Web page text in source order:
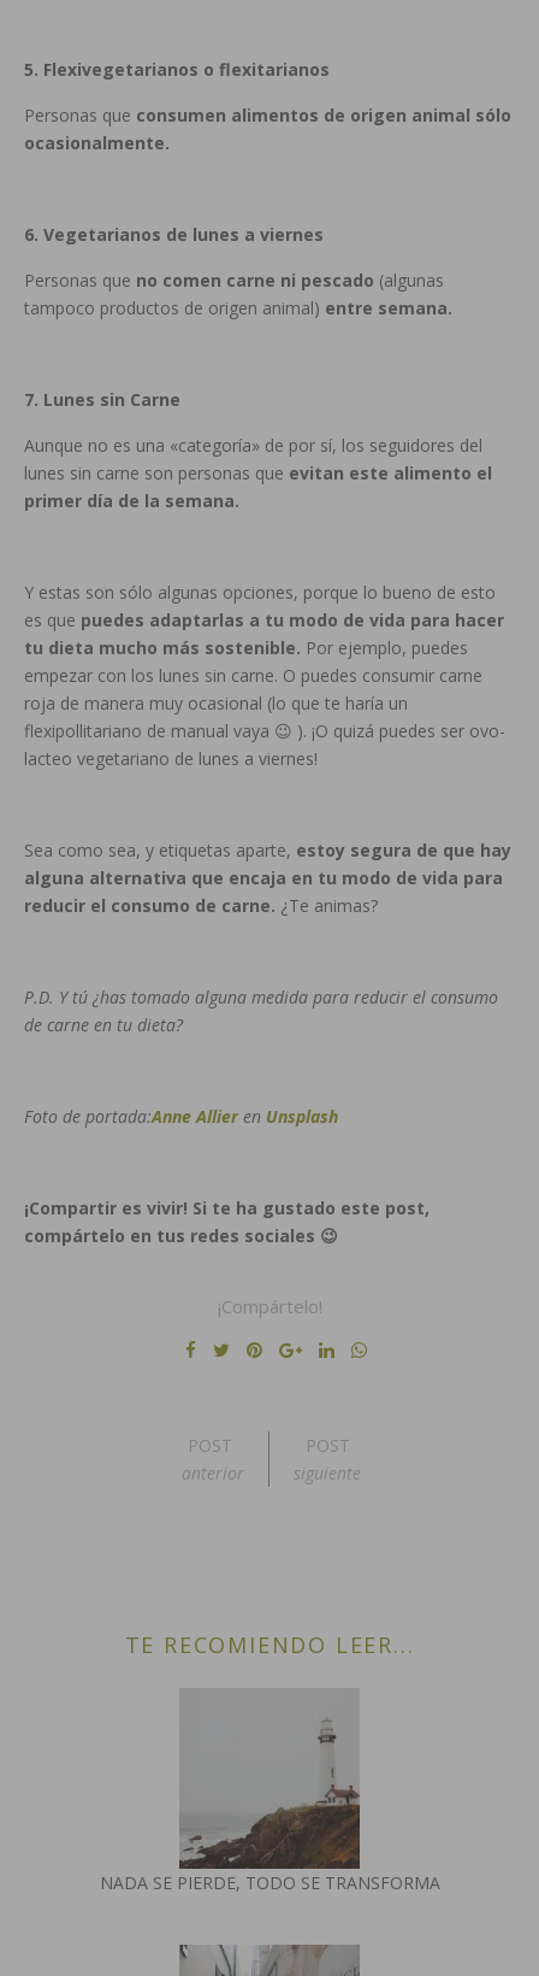
5. Flexivegetarianos o flexitarianos
Personas que consumen alimentos de origen animal sólo
ocasionalmente.
6. Vegetarianos de lunes a viernes
Personas que no comen carne ni pescado (algunas
tampoco productos de origen animal) entre semana.
7. Lunes sin Carne
Aunque no es una «categoría» de por sí, los seguidores del
lunes sin carne son personas que evitan este alimento el
primer día de la semana.
Y estas son sólo algunas opciones, porque lo bueno de esto
es que puedes adaptarlas a tu modo de vida para hacer
tu dieta mucho más sostenible. Por ejemplo, puedes
empezar con los lunes sin carne. O puedes consumir carne
roja de manera muy ocasional (lo que te haría un
flexipollitariano de manual vaya 😉 ). ¡O quizá puedes ser ovo-
lacteo vegetariano de lunes a viernes!
Sea como sea, y etiquetas aparte, estoy segura de que hay
alguna alternativa que encaja en tu modo de vida para
reducir el consumo de carne. ¿Te animas?
P.D. Y tú ¿has tomado alguna medida para reducir el consumo
de carne en tu dieta?
Foto de portada:Anne Allieren Unsplash
¡Compartir es vivir! Si te ha gustado este post,
compártelo en tus redes sociales 😉
¡Compártelo!
POST
anterior
POST
siguiente
TE RECOMIENDO LEER...
NADA SE PIERDE, TODO SE TRANSFORMA